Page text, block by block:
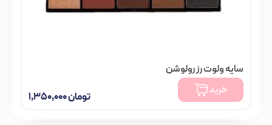
سایه ولوت رز رولوشن
تومان
خرید